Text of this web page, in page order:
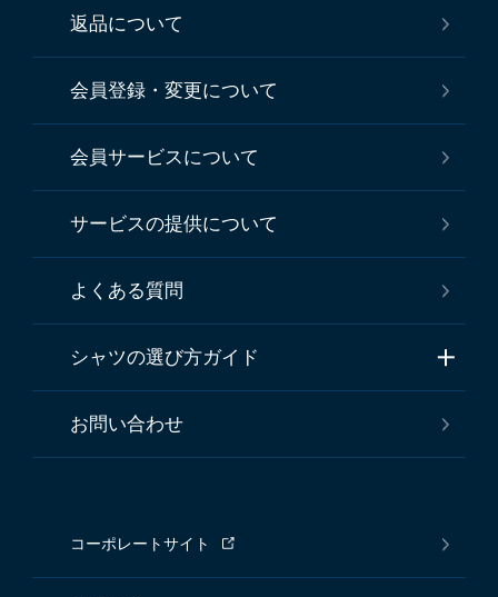
返品について
会員登録・変更について
会員サービスについて
サービスの提供について
よくある質問
シャツの選び方ガイド
お問い合わせ
コーポレートサイト